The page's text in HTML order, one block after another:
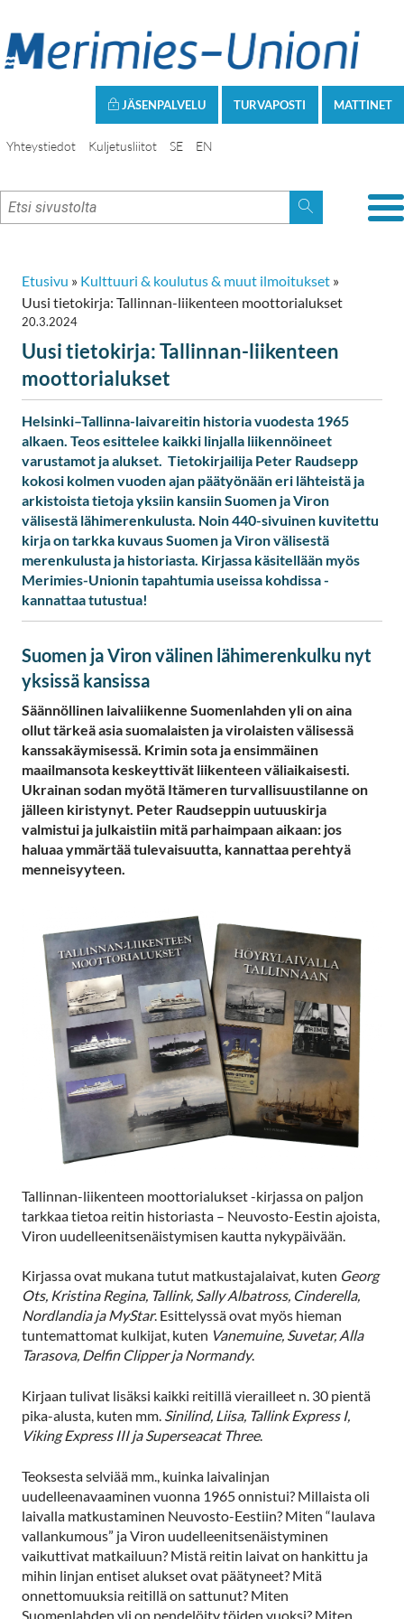
MATTINET
TURVAPOSTI
JÄSENPALVELU
Yhteystiedot Kuljetusliitot SE EN
Etusivu » Kulttuuri & koulutus & muut ilmoitukset »
Uusi tietokirja: Tallinnan-liikenteen moottorialukset
20.3.2024
Uusi tietokirja: Tallinnan-liikenteen
moottorialukset
Helsinki–Tallinna-laivareitin historia vuodesta 1965
alkaen. Teos esittelee kaikki linjalla liikennöineet
varustamot ja alukset. Tietokirjailija Peter Raudsepp
kokosi kolmen vuoden ajan päätyönään eri lähteistä ja
arkistoista tietoja yksiin kansiin Suomen ja Viron
välisestä lähimerenkulusta. Noin 440-sivuinen kuvitettu
kirja on tarkka kuvaus Suomen ja Viron välisestä
merenkulusta ja historiasta. Kirjassa käsitellään myös
Merimies-Unionin tapahtumia useissa kohdissa -
kannattaa tutustua!
Suomen ja Viron välinen lähimerenkulku nyt
yksissä kansissa
Säännöllinen laivaliikenne Suomenlahden yli on aina
ollut tärkeä asia suomalaisten ja virolaisten välisessä
kanssakäymisessä. Krimin sota ja ensimmäinen
maailmansota keskeyttivät liikenteen väliaikaisesti.
Ukrainan sodan myötä Itämeren turvallisuustilanne on
jälleen kiristynyt. Peter Raudseppin uutuuskirja
valmistui ja julkaistiin mitä parhaimpaan aikaan: jos
haluaa ymmärtää tulevaisuutta, kannattaa perehtyä
menneisyyteen.
Tallinnan-liikenteen moottorialukset -kirjassa on paljon
tarkkaa tietoa reitin historiasta – Neuvosto-Eestin ajoista,
Viron uudelleenitsenäistymisen kautta nykypäivään.
Kirjassa ovat mukana tutut matkustajalaivat, kuten Georg
Ots, Kristina Regina, Tallink, Sally Albatross, Cinderella,
Nordlandia ja MyStar. Esittelyssä ovat myös hieman
tuntemattomat kulkijat, kuten Vanemuine, Suvetar, Alla
Tarasova, Delfin Clipper ja Normandy.
Kirjaan tulivat lisäksi kaikki reitillä vierailleet n. 30 pientä
pika-alusta, kuten mm. Sinilind, Liisa, Tallink Express I,
Viking Express III ja Superseacat Three.
Teoksesta selviää mm., kuinka laivalinjan
uudelleenavaaminen vuonna 1965 onnistui? Millaista oli
laivalla matkustaminen Neuvosto-Eestiin? Miten “laulava
vallankumous” ja Viron uudelleenitsenäistyminen
vaikuttivat matkailuun? Mistä reitin laivat on hankittu ja
mihin linjan entiset alukset ovat päätyneet? Mitä
onnettomuuksia reitillä on sattunut? Miten
Suomenlahden yli on pendelöity töiden vuoksi? Miten